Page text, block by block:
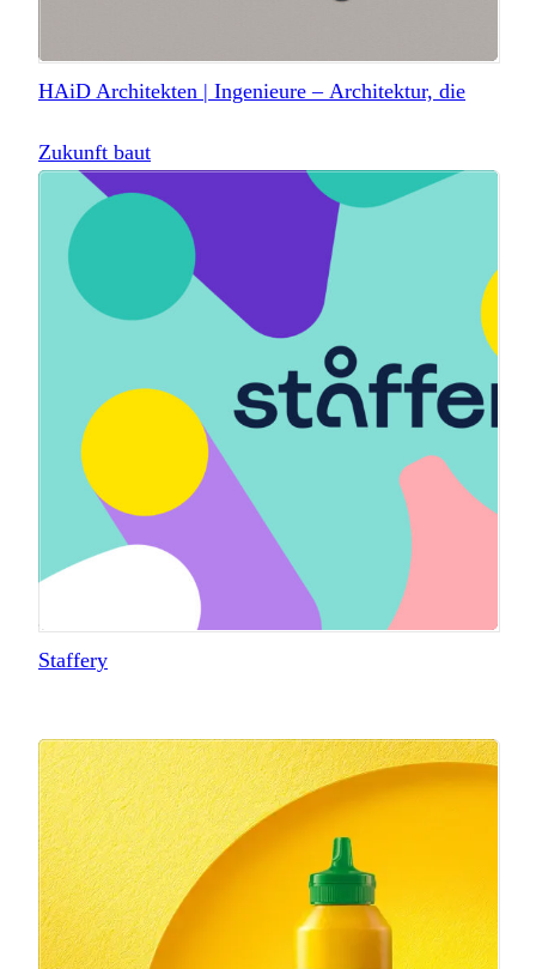
HAiD Architekten | Ingenieure – Architektur, die
Zukunft baut
Staffery